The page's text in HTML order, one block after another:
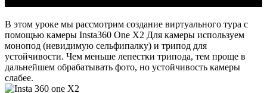
В этом уроке мы рассмотрим создание виртуального тура с
помощью камеры Insta360 One X2 Для камеры используем
монопод (невидимую сельфипалку) и трипод для
устойчивости. Чем меньше лепестки трипода, тем проще в
дальнейшем обрабатывать фото, но устойчивость камеры
слабее.